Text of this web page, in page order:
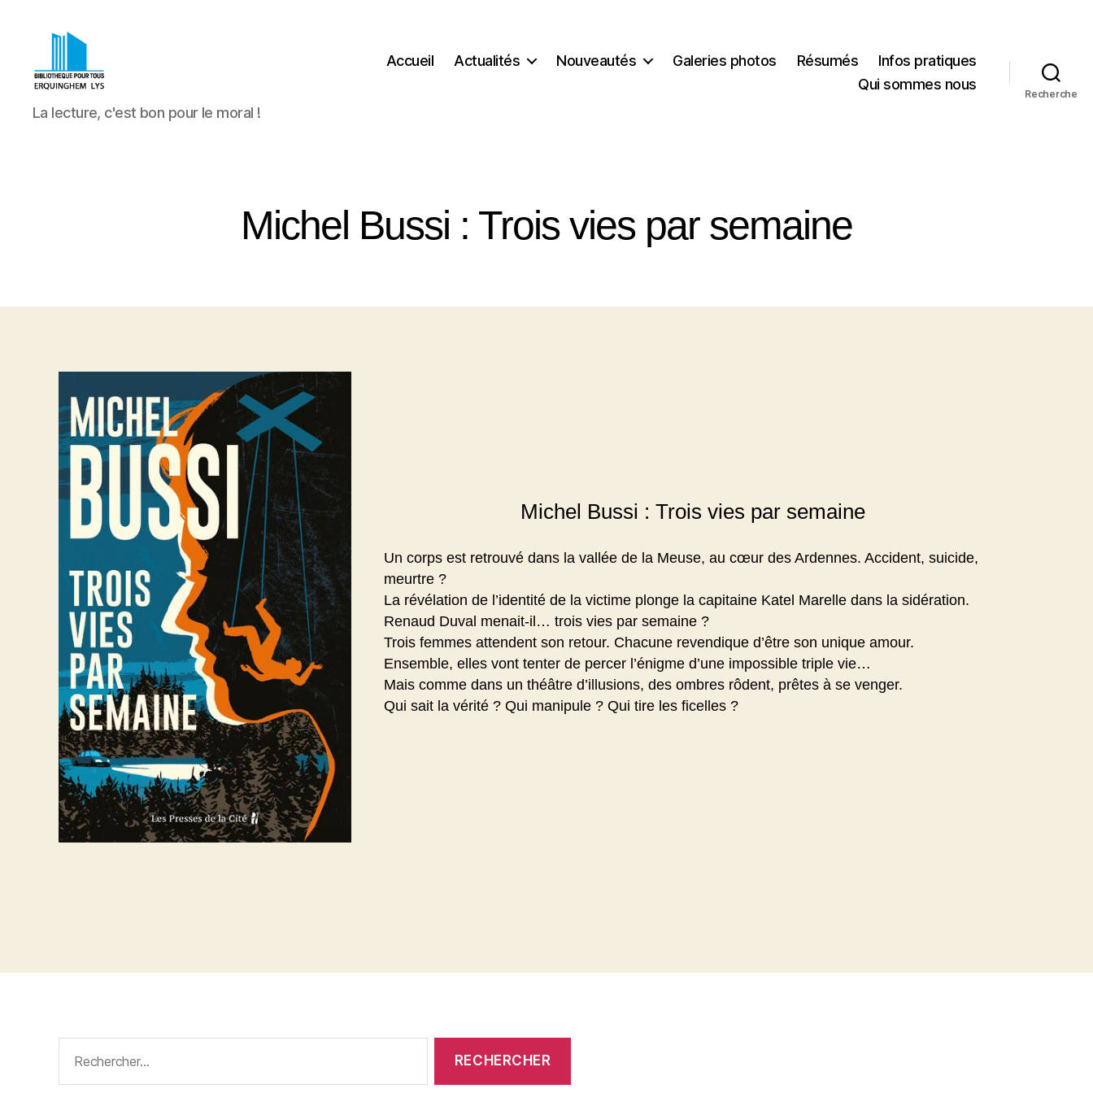
Bibliothèque
Pour
La lecture, c'est bon pour le moral !
Accueil Actualités Nouveautés Galeries photos Résumés
Infos pratiques
Qui sommes nous
Recherche
Michel Bussi : Trois vies par semaine
Michel Bussi : Trois vies par semaine
Un corps est retrouvé dans la vallée de la Meuse, au cœur des Ardennes. Accident, suicide,
meurtre ?
La révélation de l’identité de la victime plonge la capitaine Katel Marelle dans la sidération.
Renaud Duval menait-il… trois vies par semaine ?
Trois femmes attendent son retour. Chacune revendique d’être son unique amour.
Ensemble, elles vont tenter de percer l’énigme d’une impossible triple vie…
Mais comme dans un théâtre d’illusions, des ombres rôdent, prêtes à se venger.
Qui sait la vérité ? Qui manipule ? Qui tire les ficelles ?